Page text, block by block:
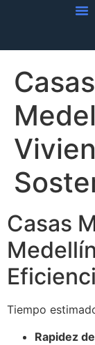
Casas
Tiempo
Rapidez